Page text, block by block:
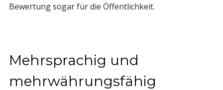
Bewertung sogar für die Öffentlichkeit.
Mehrsprachig und
mehrwährungsfähig